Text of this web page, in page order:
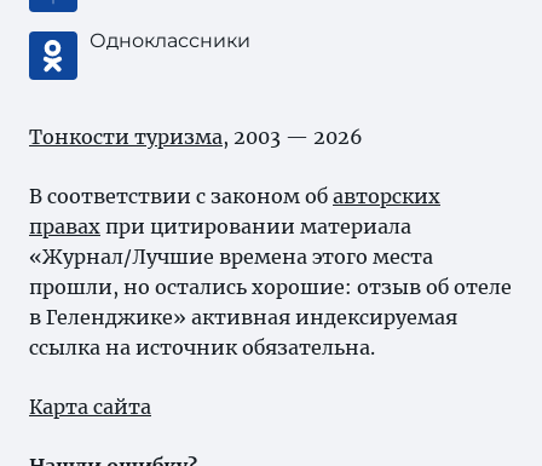
Одноклассники
Тонкости туризма, 2003 — 2026
В соответствии с законом об авторских
правах при цитировании материала
«Журнал/Лучшие времена этого места
прошли, но остались хорошие: отзыв об отеле
в Геленджике» активная индексируемая
ссылка на источник обязательна.
Карта сайта